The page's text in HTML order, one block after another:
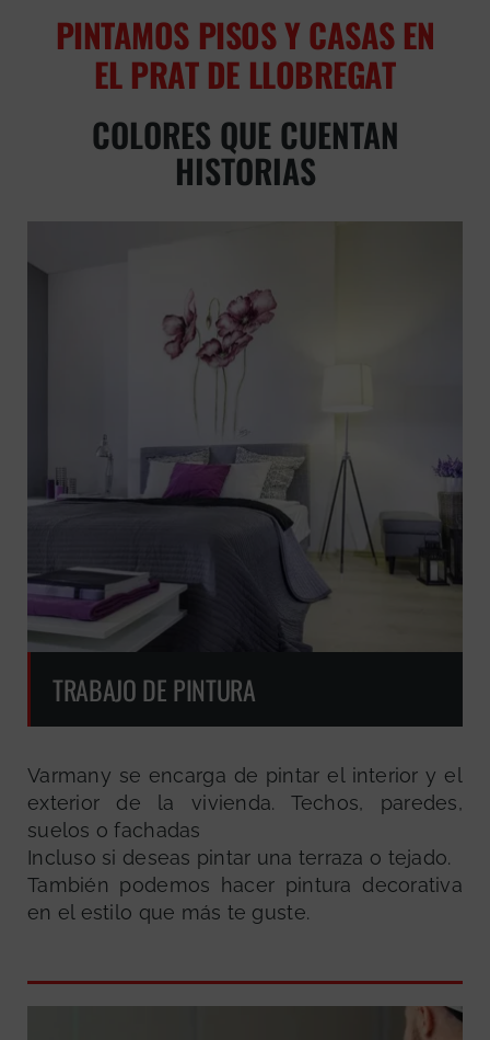
PINTAMOS PISOS Y CASAS EN
EL PRAT DE LLOBREGAT
COLORES QUE CUENTAN
HISTORIAS
TRABAJO DE PINTURA
Varmany se encarga de pintar el interior y el
exterior de la vivienda. Techos, paredes,
suelos o fachadas
Incluso si deseas pintar una terraza o tejado.
También podemos hacer pintura decorativa
en el estilo que más te guste.